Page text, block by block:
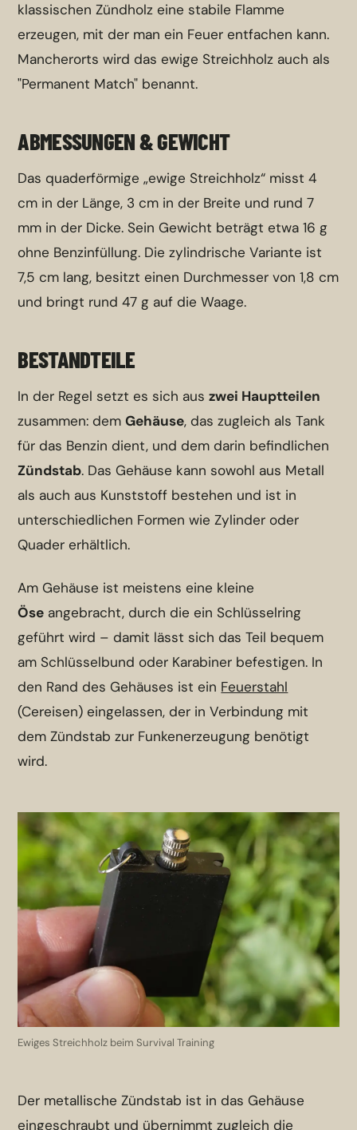
klassischen Zündholz eine stabile Flamme
erzeugen, mit der man ein Feuer entfachen kann.
Mancherorts wird das ewige Streichholz auch als
"Permanent Match" benannt.
ABMESSUNGEN & GEWICHT
Das quaderförmige „ewige Streichholz“ misst 4
cm in der Länge, 3 cm in der Breite und rund 7
mm in der Dicke. Sein Gewicht beträgt etwa 16 g
ohne Benzinfüllung. Die zylindrische Variante ist
7,5 cm lang, besitzt einen Durchmesser von 1,8 cm
und bringt rund 47 g auf die Waage.
BESTANDTEILE
In der Regel setzt es sich auszwei Hauptteilen
zusammen: demGehäuse, das zugleich als Tank
für das Benzin dient, und dem darin befindlichen
Zündstab. Das Gehäuse kann sowohl aus Metall
als auch aus Kunststoff bestehen und ist in
unterschiedlichen Formen wie Zylinder oder
Quader erhältlich.
Am Gehäuse ist meistens eine kleine
Öse angebracht, durch die ein Schlüsselring
geführt wird – damit lässt sich das Teil bequem
am Schlüsselbund oder Karabiner befestigen. In
den Rand des Gehäuses ist ein Feuerstahl
(Cereisen) eingelassen, der in Verbindung mit
dem Zündstab zur Funkenerzeugung benötigt
wird.
Ewiges Streichholz beim Survival Training
Der metallische Zündstab ist in das Gehäuse
eingeschraubt und übernimmt zugleich die